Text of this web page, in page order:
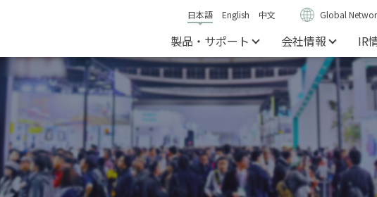
日本語 English 中文 Global
製品・サポート 会社情報 IR